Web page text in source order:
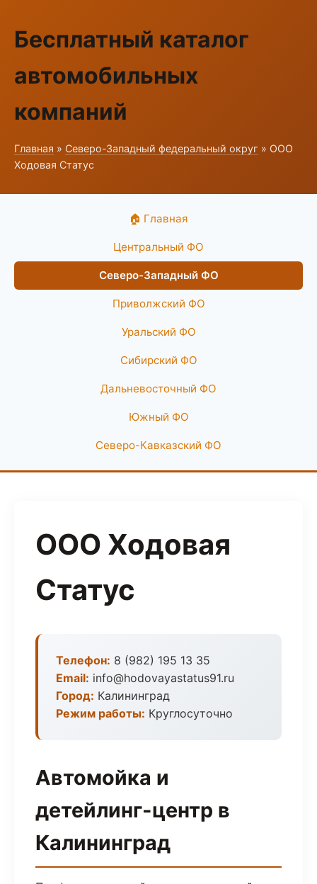
Бесплатный каталог
автомобильных
компаний
Главная » Северо-Западный федеральный округ » ООО
Ходовая Статус
🏠 Главная
Центральный ФО
Северо-Западный ФО
Приволжский ФО
Уральский ФО
Сибирский ФО
Дальневосточный ФО
Южный ФО
Северо-Кавказский ФО
ООО Ходовая
Статус
Телефон: 8 (982) 195 13 35
Email: info@hodovayastatus91.ru
Город: Калининград
Режим работы: Круглосуточно
Автомойка и
детейлинг-центр в
Калининград